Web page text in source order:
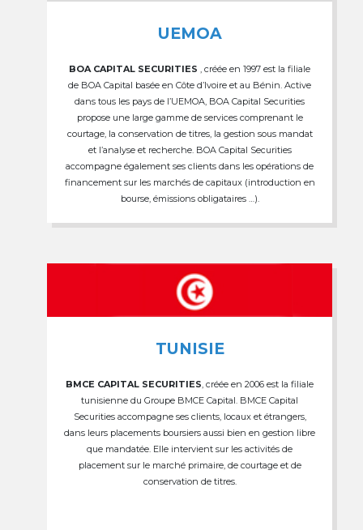
UEMOA
BOA CAPITAL SECURITIES , créée en 1997 est la filiale
de BOA Capital basée en Côte d’Ivoire et au Bénin. Active
dans tous les pays de l’UEMOA, BOA Capital Securities
propose une large gamme de services comprenant le
courtage, la conservation de titres, la gestion sous mandat
et l’analyse et recherche. BOA Capital Securities
accompagne également ses clients dans les opérations de
financement sur les marchés de capitaux (introduction en
bourse, émissions obligataires …).
TUNISIE
BMCE CAPITAL SECURITIES , créée en 2006 est la filiale
tunisienne du Groupe BMCE Capital. BMCE Capital
Securities accompagne ses clients, locaux et étrangers,
dans leurs placements boursiers aussi bien en gestion libre
que mandatée. Elle intervient sur les activités de
placement sur le marché primaire, de courtage et de
conservation de titres.